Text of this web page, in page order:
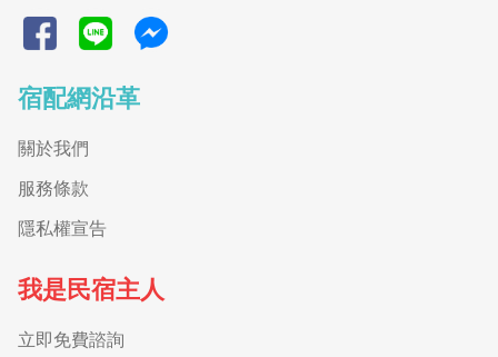
宿配網沿革
關於我們
服務條款
隱私權宣告
我是民宿主人
立即免費諮詢